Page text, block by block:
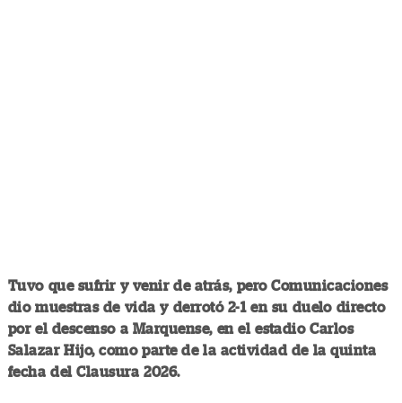
Tuvo que sufrir y venir de atrás, pero Comunicaciones
dio muestras de vida y derrotó 2-1 en su duelo directo
por el descenso a Marquense, en el estadio Carlos
Salazar Hijo, como parte de la actividad de la quinta
fecha del Clausura 2026.